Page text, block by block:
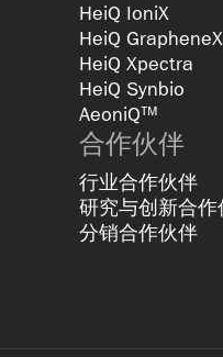
HeiQ IoniX
HeiQ GrapheneX
HeiQ Xpectra
HeiQ Synbio
AeoniQ™
合作伙伴
行业合作伙伴
研究与创新合作
分销合作伙伴